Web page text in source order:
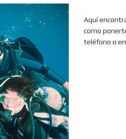
Aquí
como
teléfono o